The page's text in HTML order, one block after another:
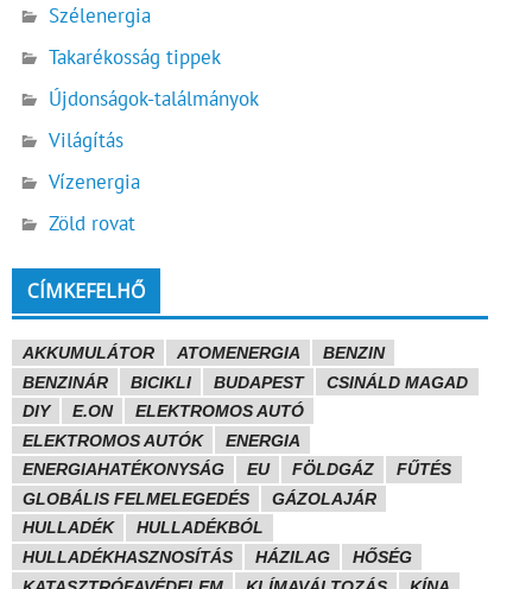
Szélenergia
Takarékosság tippek
Újdonságok-találmányok
Világítás
Vízenergia
Zöld rovat
CÍMKEFELHŐ
AKKUMULÁTOR ATOMENERGIA
BENZIN
BENZINÁR
BICIKLI BUDAPEST
CSINÁLD MAGAD
DIY
E.ON
ELEKTROMOS AUTÓ
ELEKTROMOS AUTÓK
ENERGIA
ENERGIAHATÉKONYSÁG
EU FÖLDGÁZ
FŰTÉS
GLOBÁLIS FELMELEGEDÉS
GÁZOLAJÁR
HULLADÉK
HULLADÉKBÓL
HULLADÉKHASZNOSÍTÁS
HÁZILAG
HŐSÉG